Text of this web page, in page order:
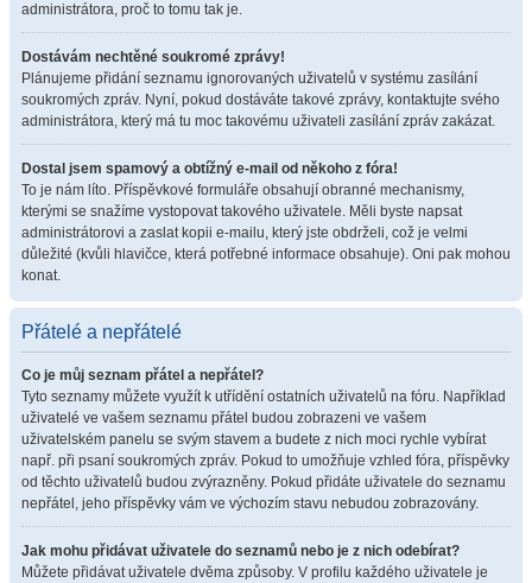
administrátora, proč to tomu tak je.
Dostávám nechtěné soukromé zprávy!
Plánujeme přidání seznamu ignorovaných uživatelů v systému zasílání
soukromých zpráv. Nyní, pokud dostáváte takové zprávy, kontaktujte svého
administrátora, který má tu moc takovému uživateli zasílání zpráv zakázat.
Dostal jsem spamový a obtížný e-mail od někoho z fóra!
To je nám líto. Příspěvkové formuláře obsahují obranné mechanismy,
kterými se snažíme vystopovat takového uživatele. Měli byste napsat
administrátorovi a zaslat kopii e-mailu, který jste obdrželi, což je velmi
důležité (kvůli hlavičce, která potřebné informace obsahuje). Oni pak mohou
konat.
Přátelé a nepřátelé
Co je můj seznam přátel a nepřátel?
Tyto seznamy můžete využít k utřídění ostatních uživatelů na fóru. Například
uživatelé ve vašem seznamu přátel budou zobrazeni ve vašem
uživatelském panelu se svým stavem a budete z nich moci rychle vybírat
např. při psaní soukromých zpráv. Pokud to umožňuje vzhled fóra, příspěvky
od těchto uživatelů budou zvýrazněny. Pokud přidáte uživatele do seznamu
nepřátel, jeho příspěvky vám ve výchozím stavu nebudou zobrazovány.
Jak mohu přidávat uživatele do seznamů nebo je z nich odebírat?
Můžete přidávat uživatele dvěma způsoby. V profilu každého uživatele je